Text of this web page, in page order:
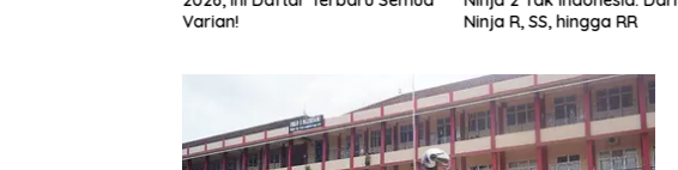
Varian!
Ninja R, SS, hingga RR